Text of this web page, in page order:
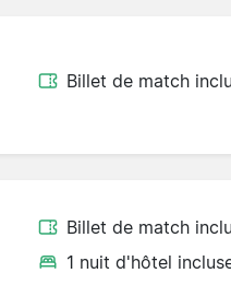
Billet de match
Billet de match
1 nuit d'hôtel